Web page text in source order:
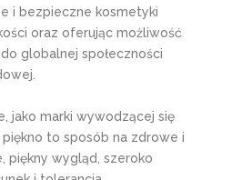
i bezpieczne kosmetyki
oraz oferując możliwość
globalnej społeczności
jako marki wywodzącej się
piękno to sposób na zdrowe i
piękny wygląd, szeroko